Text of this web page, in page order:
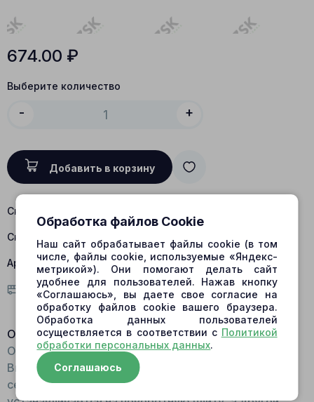
674.00 ₽
Выберите количество
- +
Добавить в корзину
Склад Барнаул:
Склад Центральный:
Артикул: 673038; 8200273
Условия доставки
Описание:
Общий вид: Деталь в виде крючка с ушком.
Выполнена из стальной проволоки квадратного
сечения Принцип работы: Одонй стороной
Обработка файлов Cookie
Наш сайт обрабатывает файлы cookie (в том
числе, файлы cookie, используемые «Яндекс-
метрикой»). Они помогают делать сайт
удобнее для пользователей. Нажав кнопку
«Соглашаюсь», вы даете свое согласие на
обработку файлов cookie вашего браузера.
Обработка данных пользователей
осуществляется в соответствии с Политикой
обработки персональных данных.
Соглашаюсь